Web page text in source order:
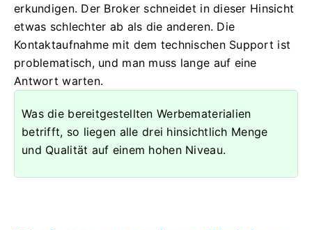
erkundigen. Der Broker schneidet in dieser Hinsicht
etwas schlechter ab als die anderen. Die
Kontaktaufnahme mit dem technischen Support ist
problematisch, und man muss lange auf eine
Antwort warten.
Was die bereitgestellten Werbematerialien
betrifft, so liegen alle drei hinsichtlich Menge
und Qualität auf einem hohen Niveau.